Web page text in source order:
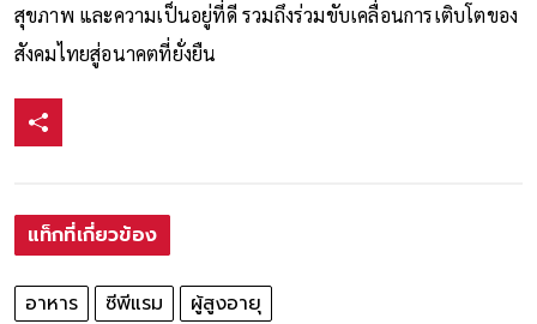
สุขภาพ และความเป็นอยู่ที่ดี รวมถึงร่วมขับเคลื่อนการเติบโตของ
สังคมไทยสู่อนาคตที่ยั่งยืน
แท็กที่เกี่ยวข้อง
อาหาร ซีพีแรม ผู้สูงอายุ